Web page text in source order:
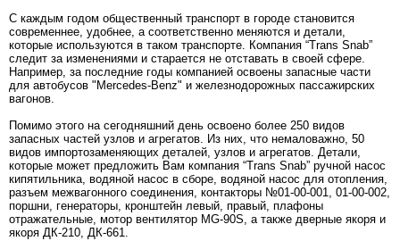
С каждым годом общественный транспорт в городе становится
современнее, удобнее, а соответственно меняются и детали,
которые используются в таком транспорте. Компания “Trans Snab”
следит за изменениями и старается не отставать в своей сфере.
Например, за последние годы компанией освоены запасные части
для автобусов "Mercedes-Benz" и железнодорожных пассажирских
вагонов.
Помимо этого на сегодняшний день освоено более 250 видов
запасных частей узлов и агрегатов. Из них, что немаловажно, 50
видов импортозаменяющих деталей, узлов и агрегатов. Детали,
которые может предложить Вам компания “Trans Snab” ручной насос
кипятильника, водяной насос в сборе, водяной насос для отопления,
разъем межвагонного соединения, контакторы №01-00-001, 01-00-002,
поршни, генераторы, кронштейн левый, правый, плафоны
отражательные, мотор вентилятор MG-90S, а также дверные якоря и
якоря ДК-210, ДК-661.